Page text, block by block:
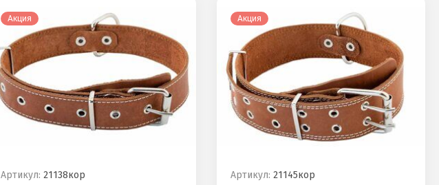
Акция
Артикул: 21138кор
Акция
Артикул: 21145кор